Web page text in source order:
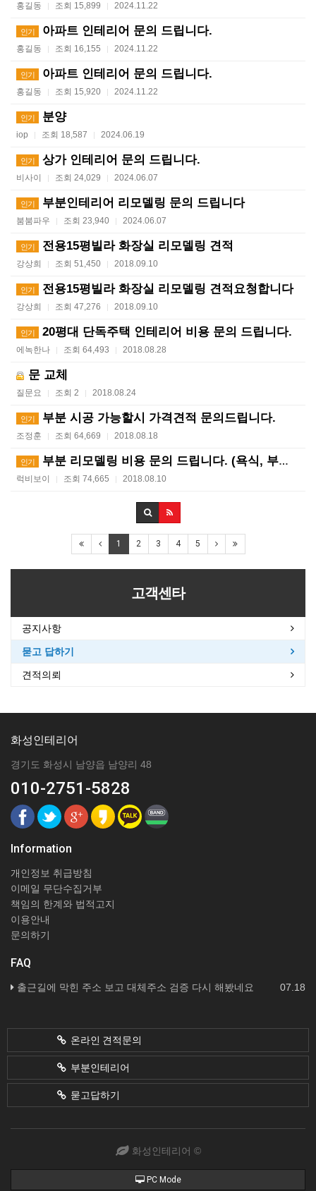
홍길동 | 조회 15,899 | 2024.11.22
인기 아파트 인테리어 문의 드립니다.
홍길동 | 조회 16,155 | 2024.11.22
인기 아파트 인테리어 문의 드립니다.
홍길동 | 조회 15,920 | 2024.11.22
인기 분양
iop | 조회 18,587 | 2024.06.19
인기 상가 인테리어 문의 드립니다.
비사이 | 조회 24,029 | 2024.06.07
인기 부분인테리어 리모델링 문의 드립니다
붐붐파우 | 조회 23,940 | 2024.06.07
인기 전용15평빌라 화장실 리모델링 견적
강상희 | 조회 51,450 | 2018.09.10
인기 전용15평빌라 화장실 리모델링 견적요청합니다
강상희 | 조회 47,276 | 2018.09.10
인기 20평대 단독주택 인테리어 비용 문의 드립니다.
에녹한나 | 조회 64,493 | 2018.08.28
문 교체
질문요 | 조회 2 | 2018.08.24
인기 부분 시공 가능할시 가격견적 문의드립니다.
조정훈 | 조회 64,669 | 2018.08.18
인기 부분 리모델링 비용 문의 드립니다. (욕식, 부엌, 방…
럭비보이 | 조회 74,665 | 2018.08.10
1 2 3 4 5
고객센타
공지사항
묻고 답하기
견적의뢰
화성인테리어
경기도 화성시 남양읍 남양리 48
010-2751-5828
Information
개인정보 취급방침
이메일 무단수집거부
책임의 한계와 법적고지
이용안내
문의하기
FAQ
07.18
출근길에 막힌 주소 보고 대체주소 검증 다시 해봤네요
온라인 견적문의
부분인테리어
묻고답하기
화성인테리어 ©
PC Mode